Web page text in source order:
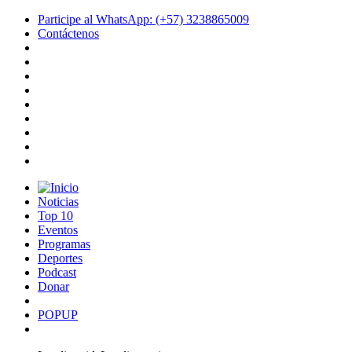
Participe al WhatsApp: (+57) 3238865009
Contáctenos
Noticias
Top 10
Eventos
Programas
Deportes
Podcast
Donar
POPUP